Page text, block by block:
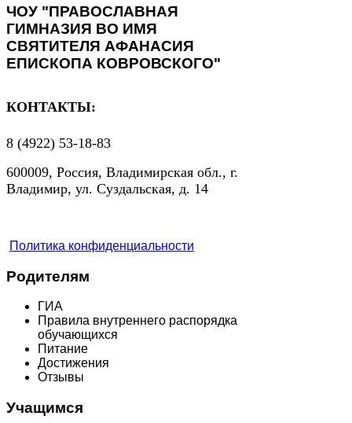
ЧОУ "ПРАВОСЛАВНАЯ
ГИМНАЗИЯ ВО ИМЯ
СВЯТИТЕЛЯ АФАНАСИЯ
ЕПИСКОПА КОВРОВСКОГО"
КОНТАКТЫ:
8 (4922) 53-18-83
600009, Россия, Владимирская обл., г.
Владимир, ул. Суздальская, д. 14
Политика конфиденциальности
Родителям
ГИА
Правила внутреннего распорядка
обучающихся
Питание
Достижения
Отзывы
Учащимся